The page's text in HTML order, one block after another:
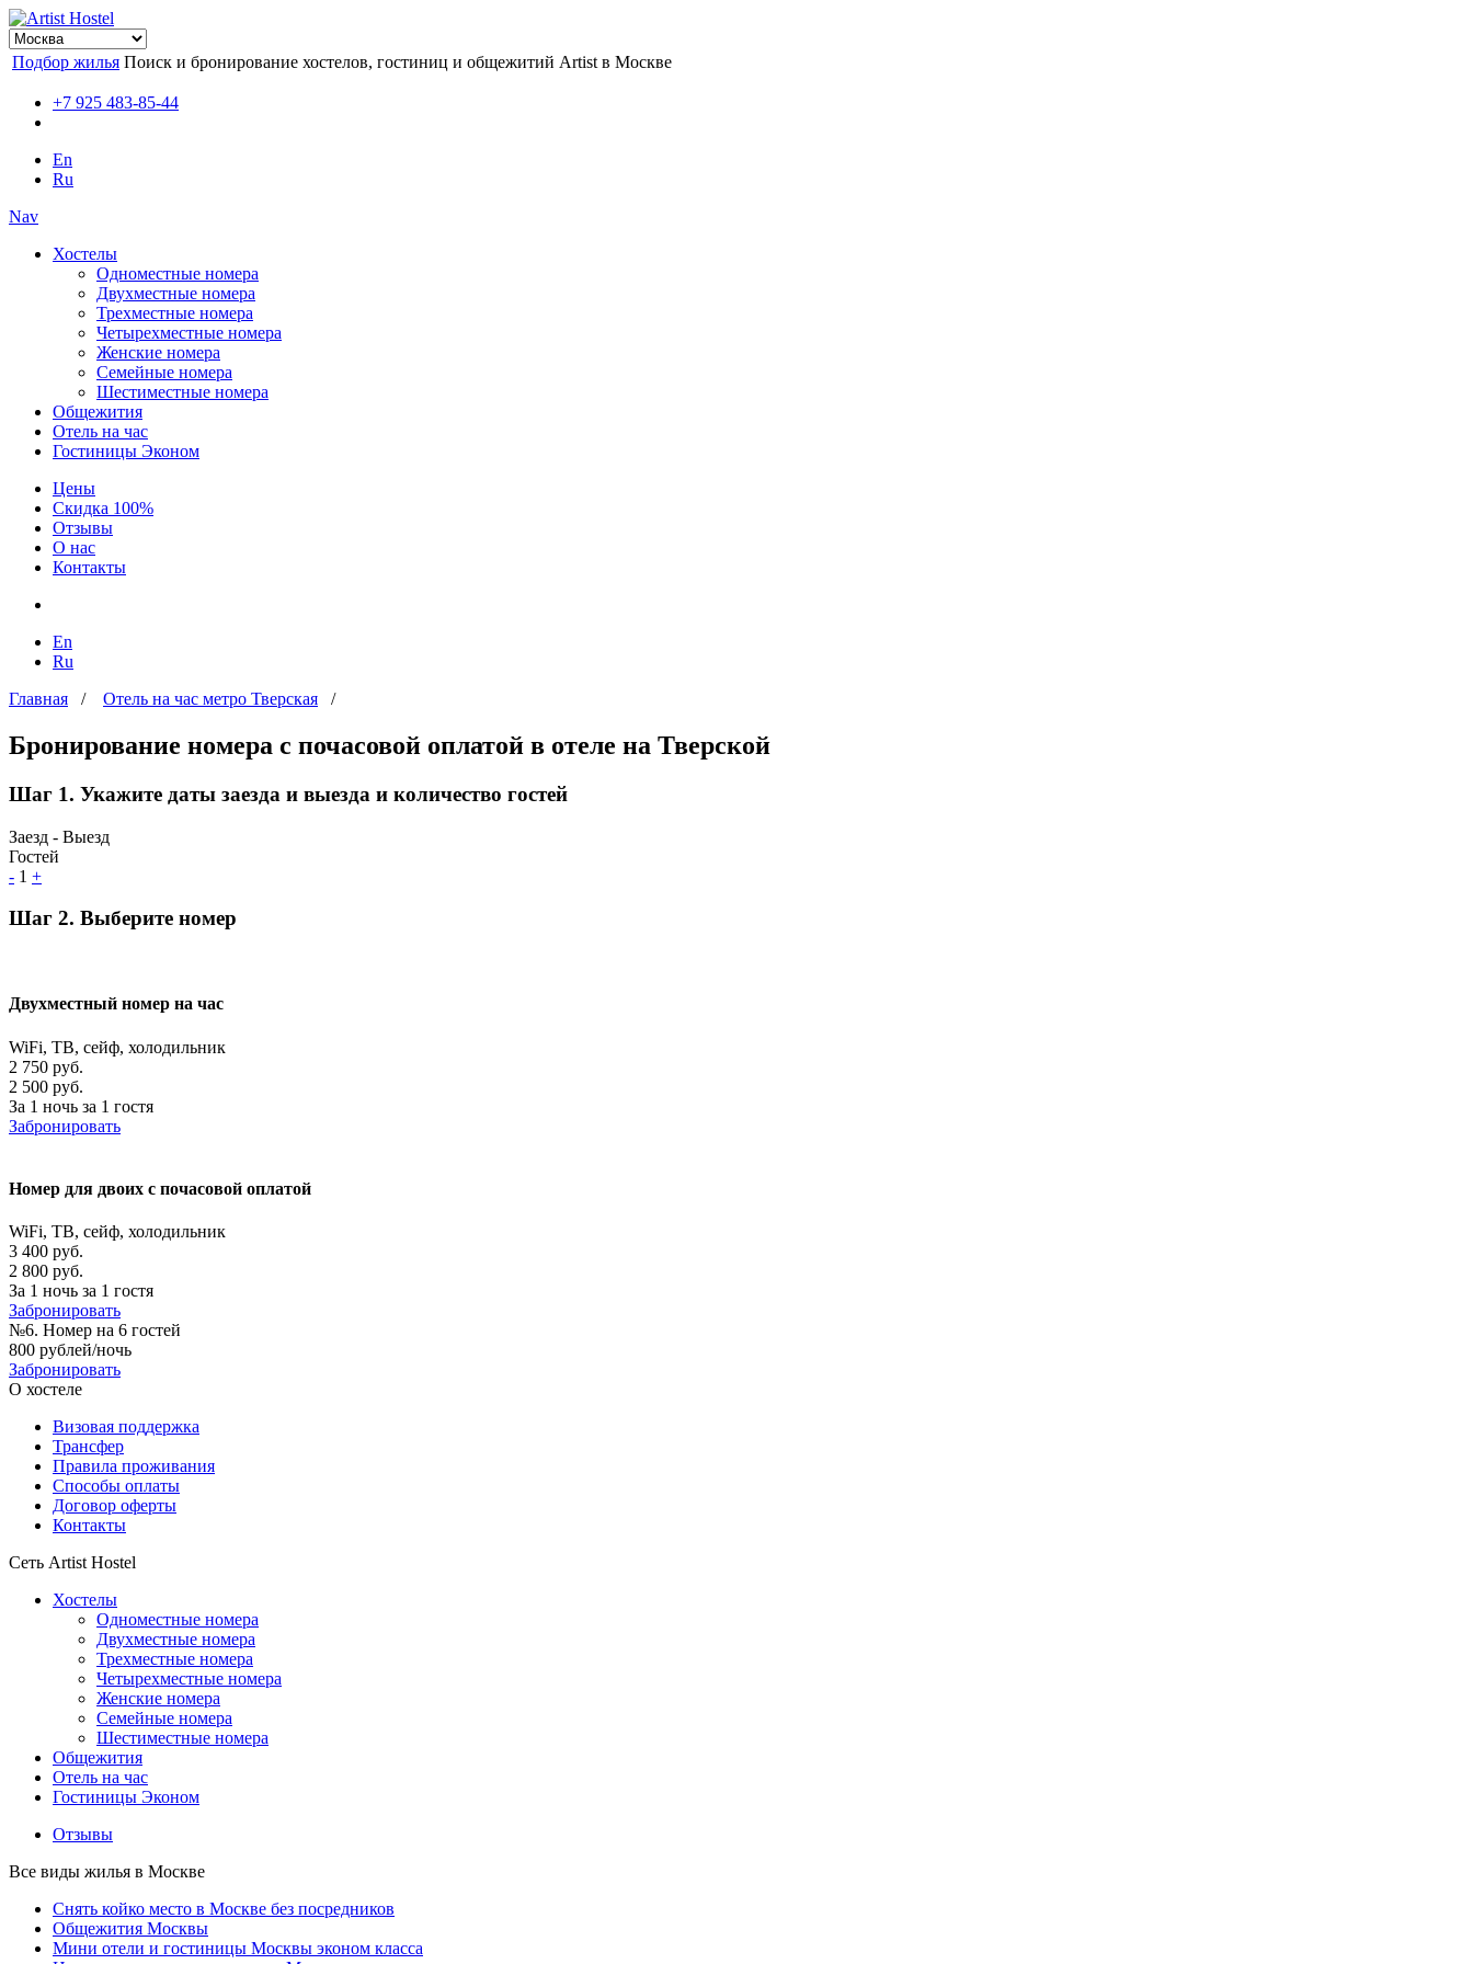
Подбор жилья Поиск и бронирование хостелов, гостиниц и общежитий Artist в Москве
+7 925 483-85-44
En
Ru
Nav
Хостелы
Одноместные номера
Двухместные номера
Трехместные номера
Четырехместные номера
Женские номера
Семейные номера
Шестиместные номера
Общежития
Отель на час
Гостиницы Эконом
Цены
Скидка 100%
Отзывы
О нас
Контакты
En
Ru
Главная / Отель на час метро Тверская /
Бронирование номера с почасовой оплатой в отеле на Тверской
Шаг 1. Укажите даты заезда и выезда и количество гостей
Заезд - Выезд
Гостей
- 1 +
Шаг 2. Выберите номер
Двухместный номер на час
WiFi, ТВ, сейф, холодильник
2 750 руб.
2 500 руб.
За 1 ночь за 1 гостя
Забронировать
Номер для двоих с почасовой оплатой
WiFi, ТВ, сейф, холодильник
3 400 руб.
2 800 руб.
За 1 ночь за 1 гостя
Забронировать
№6. Номер на 6 гостей
800 рублей/ночь
Забронировать
О хостеле
Визовая поддержка
Трансфер
Правила проживания
Способы оплаты
Договор оферты
Контакты
Сеть Artist Hostel
Хостелы
Одноместные номера
Двухместные номера
Трехместные номера
Четырехместные номера
Женские номера
Семейные номера
Шестиместные номера
Общежития
Отель на час
Гостиницы Эконом
Отзывы
Все виды жилья в Москве
Снять койко место в Москве без посредников
Общежития Москвы
Мини отели и гостиницы Москвы эконом класса